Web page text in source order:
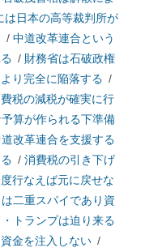
は日本の高等裁判所が
/ 中道改革連合という
/ 財務省は石破政権
り完全に陥落する /
税の減税が確実に行
算が作られる下準備
改革連合を支援する
/ 消費税の引き下げ
行なえば元に戻せな
二重スパイであり資
・トランプは迫り来る
金を注入しない /